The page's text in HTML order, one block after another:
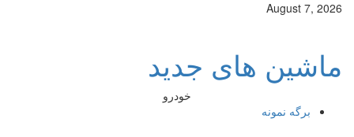
August 7, 2026
ماشین های جدید
خودرو
برگه نمونه